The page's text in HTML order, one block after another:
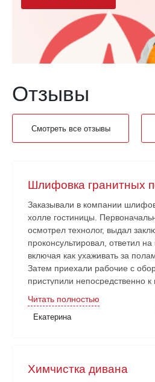
Отзывы
Смотреть все отзывы
Шлифовка гранитных
Заказывали в компании
холле гостиницы.
осмотрел технолог, выдал
проконсультировал, ответил
включая как ухаживать за
Затем приехали рабочие с
приступили непосредственно
Нареканий никаких нет.
наши замечания и пожелания
сдана в срок. Очень довольны!
Читать полностью
Екатерина
Химчистка дивана